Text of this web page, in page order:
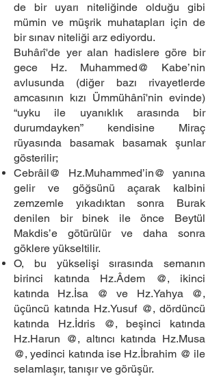
de bir uyarı niteliğinde olduğu gibi
mümin ve müşrik muhatapları için de
bir sınav niteliği arz ediyordu.
Buhârî'de yer alan hadislere göre bir
gece Hz. Muhammed@ Kabe’nin
avlusunda (diğer bazı rivayetlerde
amcasının kızı Ümmühânî'nin evinde)
“uyku ile uyanıklık arasında bir
durumdayken” kendisine Miraç
rüyasında basamak basamak şunlar
gösterilir;
Cebrâil@ Hz.Muhammed’in@ yanına
gelir ve göğsünü açarak kalbini
zemzemle yıkadıktan sonra Burak
denilen bir binek ile önce Beytül
Makdis’e götürülür ve daha sonra
göklere yükseltilir.
O, bu yükselişi sırasında semanın
birinci katında Hz.Âdem @, ikinci
katında Hz.İsa @ ve Hz.Yahya @,
üçüncü katında Hz.Yusuf @, dördüncü
katında Hz.İdris @, beşinci katında
Hz.Harun @, altıncı katında Hz.Musa
@, yedinci katında ise Hz.İbrahim @ ile
selamlaşır, tanışır ve görüşür.